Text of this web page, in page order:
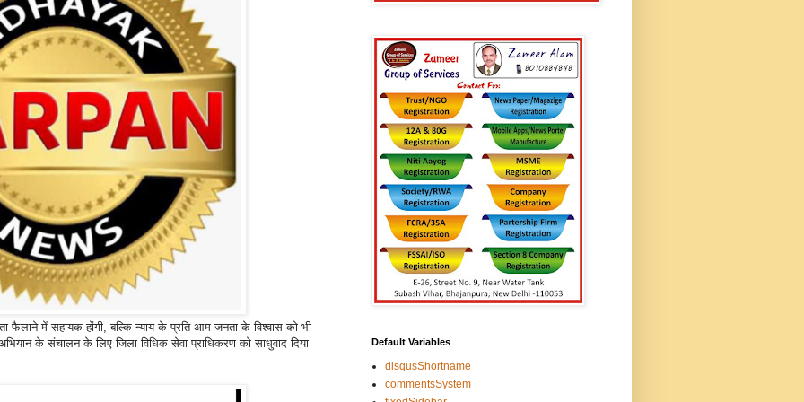
फैलाने में सहायक होंगी, बल्कि न्याय के प्रति आम जनता के विश्वास को भी
के संचालन के लिए जिला विधिक सेवा प्राधिकरण को साधुवाद दिया
Default Variables
disqusShortname
commentsSystem